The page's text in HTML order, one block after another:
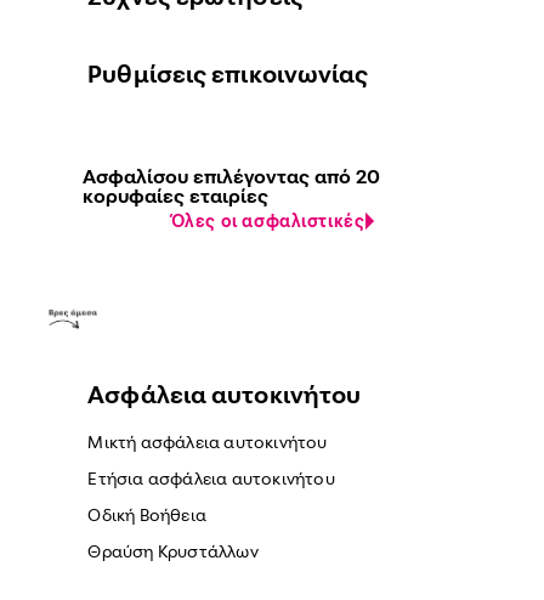
Ρυθμίσεις επικοινωνίας
Ασφαλίσου επιλέγοντας από 20
κορυφαίες εταιρίες
Όλες οι ασφαλιστικές
Ασφάλεια αυτοκινήτου
Μικτή ασφάλεια αυτοκινήτου
Ετήσια ασφάλεια αυτοκινήτου
Οδική Βοήθεια
Θραύση Κρυστάλλων